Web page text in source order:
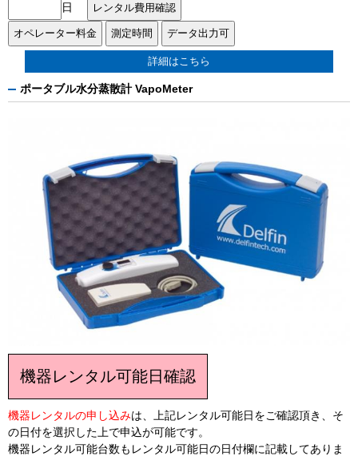
日
詳細はこちら
ポータブル水分蒸散計 VapoMeter
機器レンタル可能日確認
機器レンタルの申し込みは、上記レンタル可能日をご確認頂き、そ
の日付を選択した上で申込が可能です。
機器レンタル可能台数もレンタル可能日の日付欄に記載してありま